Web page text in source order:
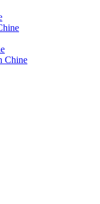
Chine